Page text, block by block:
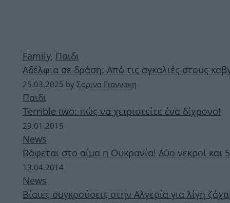
Family, Παιδι
Αδέλφια σε δράση: Από τις αγκαλιές στους
25.03.2025 by Σορινα Γιαννακη
Παιδι
Terrible two: πώς να χειριστείτε ένα δίχρονο!
29.01.2015
News
Βάφεται στο αίμα η Ουκρανία! Δύο νεκροί και
13.04.2014
News
Βίαιες συγκρούσεις στην Αλγερία για λίγη